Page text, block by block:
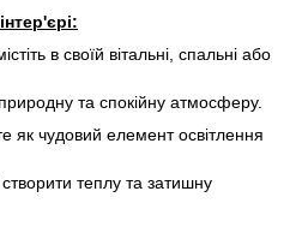
в своїй вітальні, спальні або
та спокійну атмосферу.
як чудовий елемент освітлення
теплу та затишну